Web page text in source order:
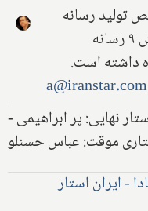
تولید رسانه
دیجیتال دارد و مدیریت تولید بیش ۹ رسانه
داشته است.
a@iranstar.com
نهایی: پر ابراهیمی -
موقت: عباس حسنلو
- ایران استار